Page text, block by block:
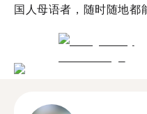
国人母语者，随时随地都